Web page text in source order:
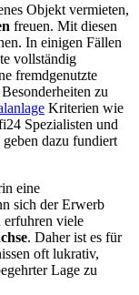
Objekt vermieten,
freuen. Mit diesen
In einigen Fällen
vollständig
fremdgenutzte
zu
Kriterien wie
Spezialisten und
dazu fundiert
eine
sich der Erwerb
erfuhren viele
. Daher ist es für
oft lukrativ,
Lage zu